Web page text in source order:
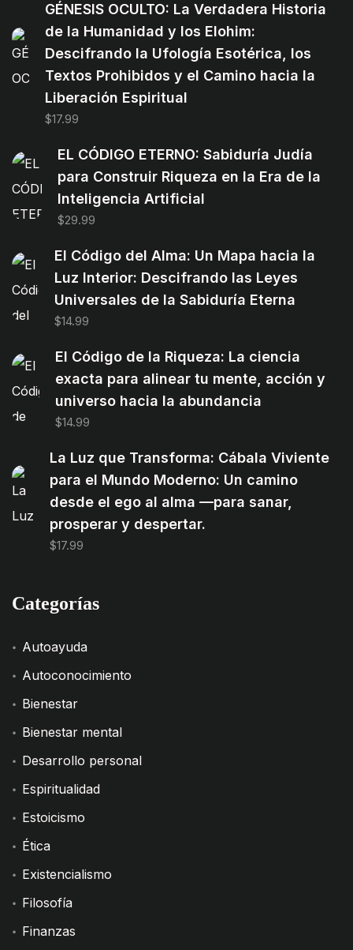
GÉNESIS OCULTO: La Verdadera Historia
de la Humanidad y los Elohim:
Descifrando la Ufología Esotérica, los
Textos Prohibidos y el Camino hacia la
Liberación Espiritual
$17.99
EL CÓDIGO ETERNO: Sabiduría Judía
para Construir Riqueza en la Era de la
Inteligencia Artificial
$29.99
El Código del Alma: Un Mapa hacia la
Luz Interior: Descifrando las Leyes
Universales de la Sabiduría Eterna
$14.99
El Código de la Riqueza: La ciencia
exacta para alinear tu mente, acción y
universo hacia la abundancia
$14.99
La Luz que Transforma: Cábala Viviente
para el Mundo Moderno: Un camino
desde el ego al alma —para sanar,
prosperar y despertar.
$17.99
Categorías
Autoayuda
Autoconocimiento
Bienestar
Bienestar mental
Desarrollo personal
Espiritualidad
Estoicismo
Ética
Existencialismo
Filosofía
Finanzas